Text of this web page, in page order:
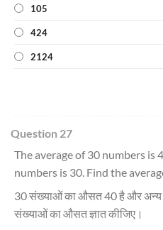
105
424
2124
Question 27
The average of 30 numbers is
numbers is 30. Find the
30 संख्याओं का औसत 40 है और
संख्याओं का औसत ज्ञात कीजिए।